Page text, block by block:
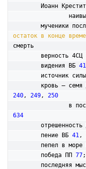
Иоанн
мученики
остаток в конце
смерть
	верность 4СЦ
	видения ВБ
41
источник
кровь – семя
240, 249, 250
в
634
отрешенность
	пение ВБ
41,
пепел в море
	победа ПП
77
последняя